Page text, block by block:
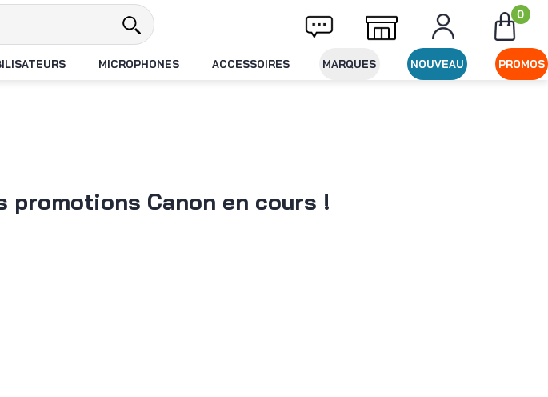
Livraison offerte dès 49€ d'achat 0
MICROPHONES ACCESSOIRES MARQUES NOUVEAU PROMOS
promotions Canon en cours !